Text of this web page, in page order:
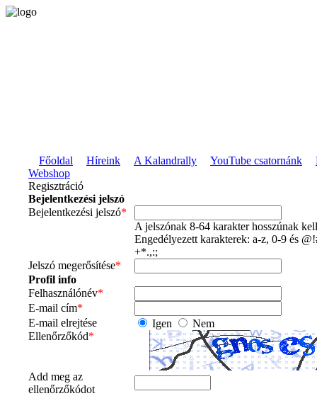
Főoldal Híreink A Kalandrally YouTube csatornánk
Webshop
Regisztráció
Bejelentkezési jelszó
Bejelentkezési jelszó*
A jelszónak 8-64 karakter hosszúnak
Engedélyezett karakterek: a-z, 0-9 és
+*.,:;
Jelszó megerősítése*
Profil info
Felhasználónév*
E-mail cím*
E-mail elrejtése
Igen
Nem
Ellenőrzőkód*
Add meg az
ellenőrzőkódot